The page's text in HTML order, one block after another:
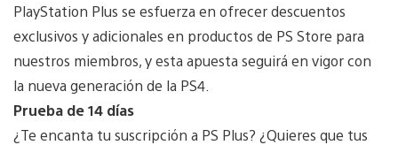
PlayStation Plus se esfuerza en ofrecer descuentos
exclusivos y adicionales en productos de PS Store para
nuestros miembros, y esta apuesta seguirá en vigor con
la nueva generación de la PS4.
Prueba de 14 días
¿Te encanta tu suscripción a PS Plus? ¿Quieres que tus